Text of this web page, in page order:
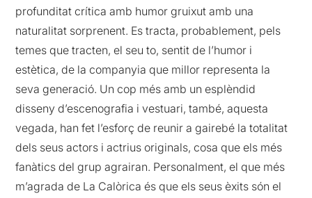
profunditat crítica amb humor gruixut amb una
naturalitat sorprenent. Es tracta, probablement, pels
temes que tracten, el seu to, sentit de l’humor i
estètica, de la companyia que millor representa la
seva generació. Un cop més amb un esplèndid
disseny d’escenografia i vestuari, també, aquesta
vegada, han fet l’esforç de reunir a gairebé la totalitat
dels seus actors i actrius originals, cosa que els més
fanàtics del grup agrairan. Personalment, el que més
m’agrada de La Calòrica és que els seus èxits són el